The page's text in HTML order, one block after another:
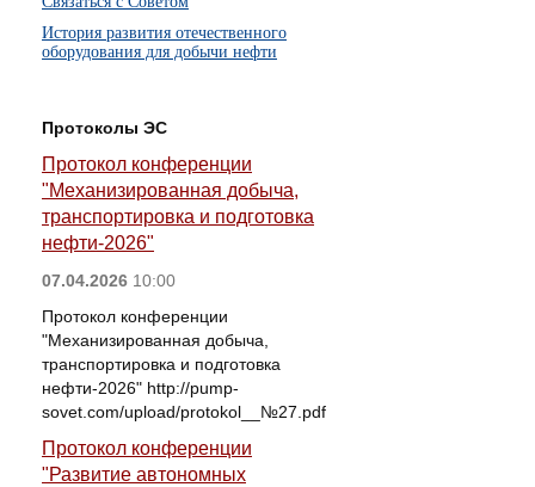
История развития отечественного
оборудования для добычи нефти
Протоколы ЭС
Протокол конференции
"Механизированная добыча,
транспортировка и подготовка
нефти-2026"
07.04.2026 10:00
Протокол конференции
"Механизированная добыча,
транспортировка и подготовка
нефти-2026" http://pump-
sovet.com/upload/protokol__№27.pdf
Протокол конференции
"Развитие автономных